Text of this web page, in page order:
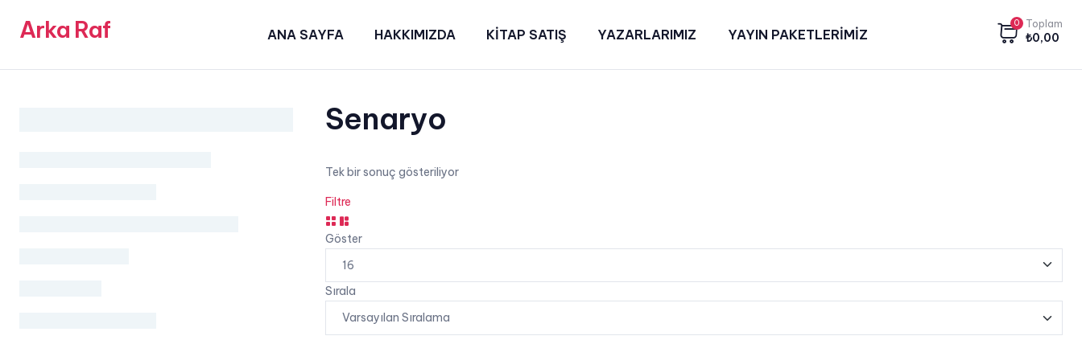
Arka Raf ANA SAYFA HAKKIMIZDA KİTAP SATIŞ YAZARLARIMIZ YAYIN PAKETLERİMİZ
0 Toplam
₺0,00
Senaryo
Tek bir sonuç gösteriliyor
Filtre
grid
button
Göster
Sırala